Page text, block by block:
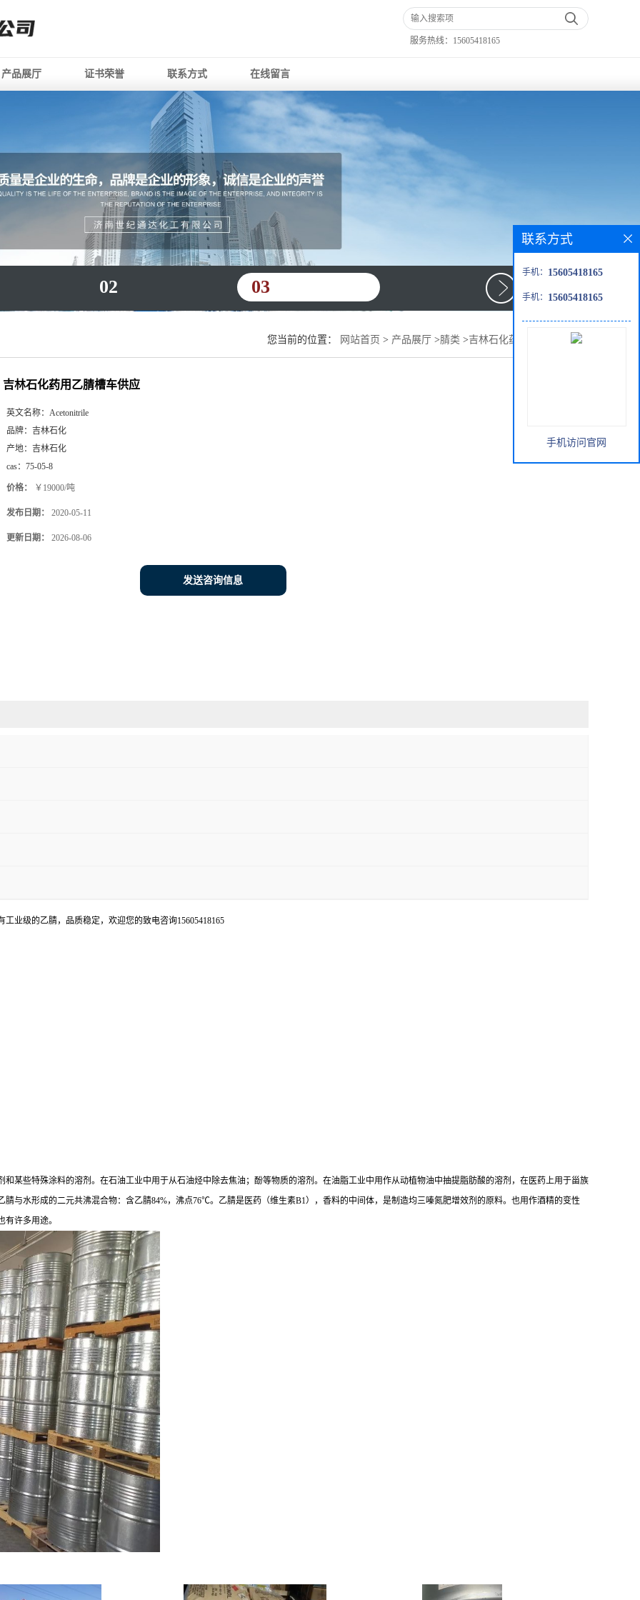
服务热线： 15605418165
产品展厅 证书荣誉 联系方式 在线留言
02 03
您当前的位置： 网站首页 > 产品展厅 >腈类 >吉林石化药用乙腈槽车供应
吉林石化药用乙腈槽车供应
英文名称： Acetonitrile
品牌： 吉林石化
产地： 吉林石化
cas： 75-05-8
价格： ￥19000/吨
发布日期： 2020-05-11
更新日期： 2026-08-06
发送咨询信息
业级的乙腈，品质稳定，欢迎您的致电咨询15605418165
某些特殊涂料的溶剂。在石油工业中用于从石油烃中除去焦油；酚等物质的溶剂。在油脂工业中用作从动植物油中抽提脂肪酸的溶剂，在医药上用于甾族
与水形成的二元共沸混合物：含乙腈84%，沸点76℃。乙腈是医药（维生素B1），香料的中间体，是制造均三嗪氮肥增效剂的原料。也用作酒精的变性
许多用途。
联系方式
手机： 15605418165
手机： 15605418165
手机访问官网